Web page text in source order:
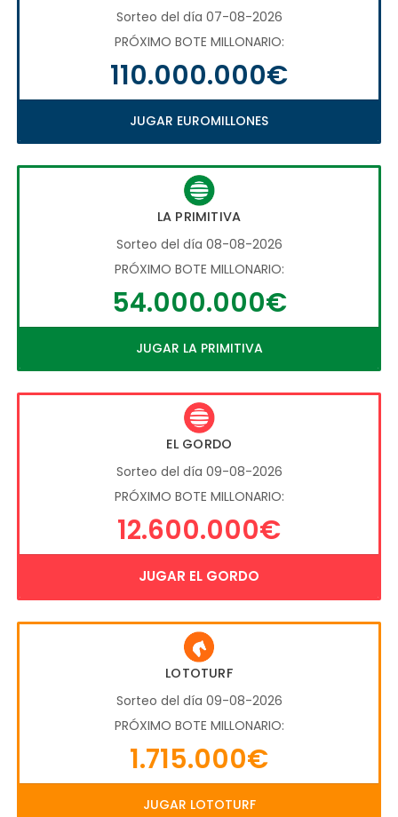
Sorteo del día 07-08-2026
PRÓXIMO BOTE MILLONARIO:
110.000.000€
JUGAR EUROMILLONES
LA PRIMITIVA
Sorteo del día 08-08-2026
PRÓXIMO BOTE MILLONARIO:
54.000.000€
JUGAR LA PRIMITIVA
EL GORDO
Sorteo del día 09-08-2026
PRÓXIMO BOTE MILLONARIO:
12.600.000€
JUGAR EL GORDO
LOTOTURF
Sorteo del día 09-08-2026
PRÓXIMO BOTE MILLONARIO:
1.715.000€
JUGAR LOTOTURF